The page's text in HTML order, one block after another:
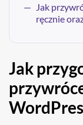
Jak
ręcznie
Jak